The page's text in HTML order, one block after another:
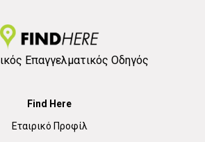
Επαγγελματικός Οδηγός
Find Here
Εταιρικό Προφίλ